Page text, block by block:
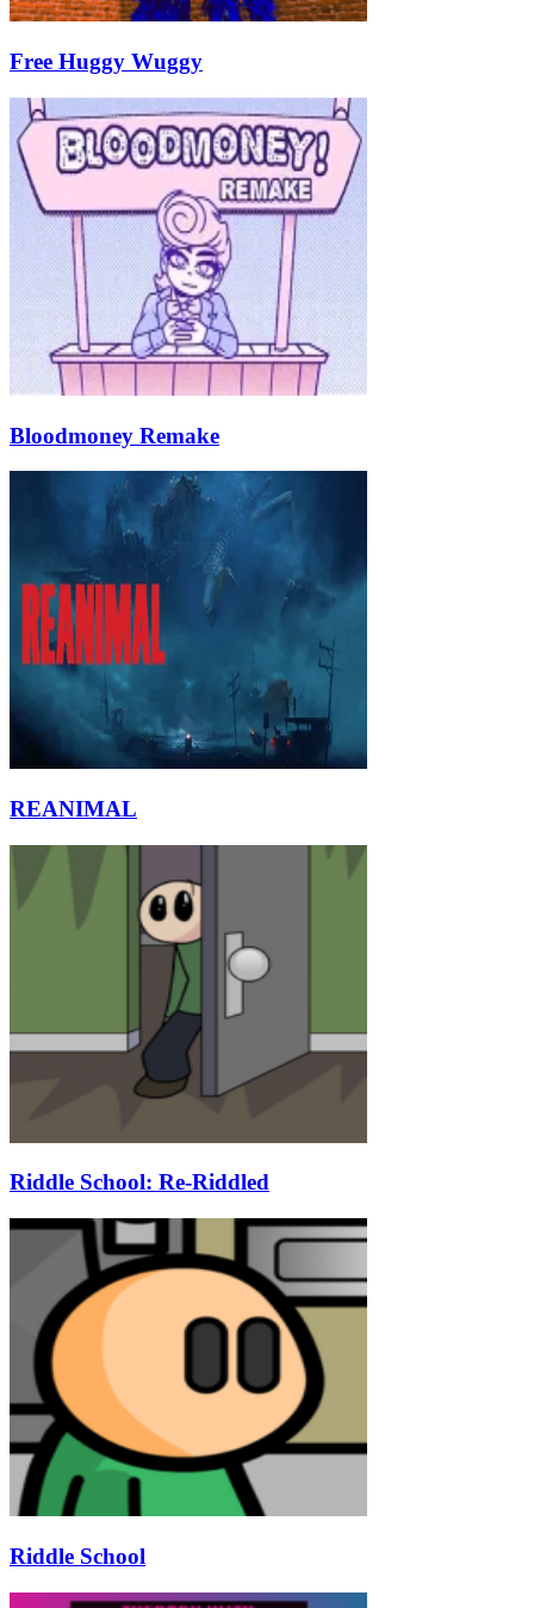
Free Huggy Wuggy
Bloodmoney Remake
REANIMAL
Riddle School: Re-Riddled
Riddle School